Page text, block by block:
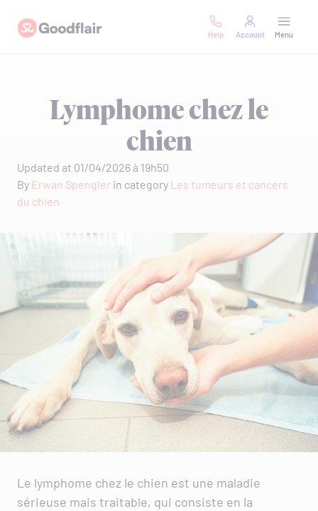
content
Goodflair
Help Account Menu
Lymphome chez le
chien
Updated at 01/04/2026 à 19h50
By Erwan Spengler in category Les tumeurs et cancers
du chien
Le lymphome chez le chien est une maladie
sérieuse mais traitable, qui consiste en la